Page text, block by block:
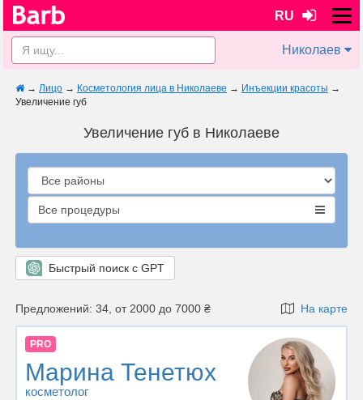
RU
Николаев
→ Лицо → Косметология лица в Николаеве → Инъекции красоты →
Увеличение губ
Увеличение губ в Николаеве
Все процедуры
Быстрый поиск с GPT
Предложений: 34, от 2000 до 7000 ₴ На карте
PRO
Марина Тенетюх
косметолог